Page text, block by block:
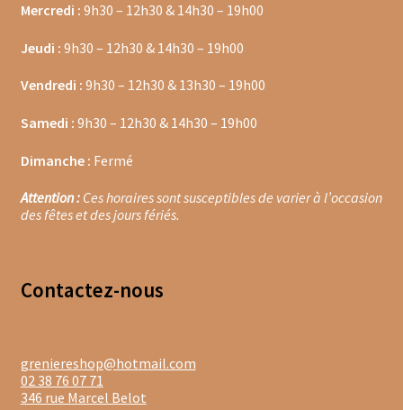
Piments
Moulins à sel
Waterdrop
Gourmandises salées
Mercredi : 9h30 – 12h30 & 14h30 – 19h00
Jeudi : 9h30 – 12h30 & 14h30 – 19h00
Vendredi : 9h30 – 12h30 & 13h30 – 19h00
Samedi : 9h30 – 12h30 & 14h30 – 19h00
Dimanche : Fermé
Attention :Ces horaires sont susceptibles de varier à l’occasion
des fêtes et des jours fériés.
Contactez-nous
greniereshop@hotmail.com
02 38 76 07 71
346 rue Marcel Belot